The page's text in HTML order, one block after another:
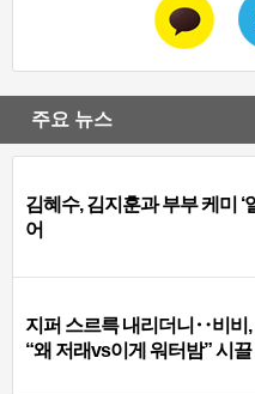
주요 뉴스
김혜수, 김지훈과 부부 케미 ‘
어
지퍼 스르륵 내리더니‥비비,
“왜 저래vs이게 워터밤” 시끌